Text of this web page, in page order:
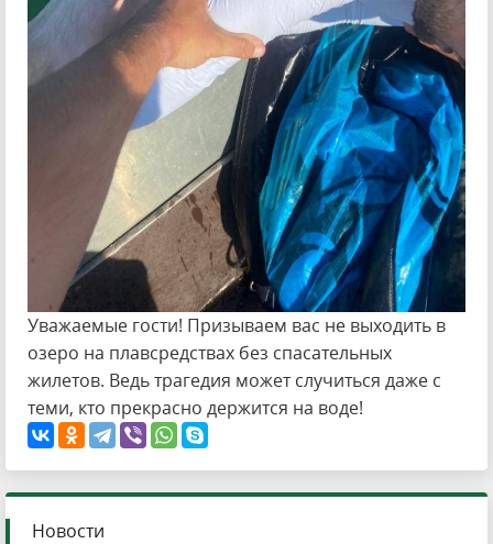
Уважаемые гости! Призываем вас не выходить в
озеро на плавсредствах без спасательных
жилетов. Ведь трагедия может случиться даже с
теми, кто прекрасно держится на воде!
Новости